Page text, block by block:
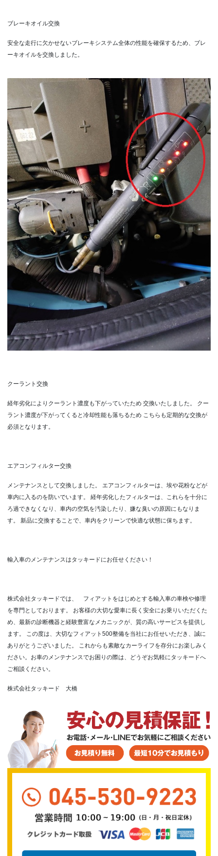
ブレーキオイル交換
安全な走行に欠かせないブレーキシステム全体の性能を確保するため、ブレ
ーキオイルを交換しました。
クーラント交換
経年劣化によりクーラント濃度も下がっていたため 交換いたしました。
クー
ラント濃度が下がってくると冷却性能も落ちるため こちらも定期的な交換が
必須となります。
エアコンフィルター交換
メンテナンスとして交換しました。
エアコンフィルターは、埃や花粉などが
車内に入るのを防いでいます。
経年劣化したフィルターは、これらを十分に
ろ過できなくなり、車内の空気を汚染したり、嫌な臭いの原因にもなりま
す。
新品に交換することで、車内をクリーンで快適な状態に保ちます。
輸入車のメンテナンスはタッキードにお任せください！
株式会社タッキードでは、 フィアットをはじめとする輸入車の車検や修理
を専門としております。
お客様の大切な愛車に長く安全にお乗りいただくた
め、最新の診断機器と経験豊富なメカニックが、質の高いサービスを提供し
ます。
この度は、大切なフィアット500整備を当社にお任せいただき、誠に
ありがとうございました。
これからも素敵なカーライフを存分にお楽しみく
ださい。お車のメンテナンスでお困りの際は、どうぞお気軽にタッキードへ
ご相談ください。
株式会社タッキード 大橋